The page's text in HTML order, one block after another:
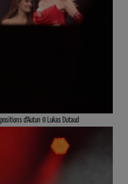
d’Autun © Lukas Dutaud